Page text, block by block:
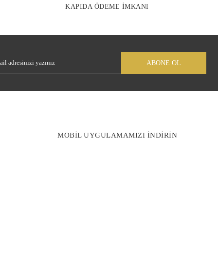
KAPIDA ÖDEME İMKANI
ABONE OL
MOBİL UYGULAMAMIZI İNDİRİN